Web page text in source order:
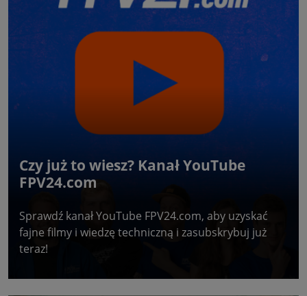
Czy już to wiesz? Kanał YouTube
FPV24.com
Sprawdź kanał YouTube FPV24.com, aby uzyskać
fajne filmy i wiedzę techniczną i zasubskrybuj już
teraz!